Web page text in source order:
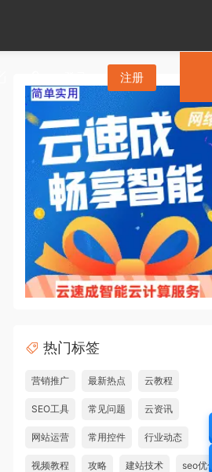
注册
热门标签
营销推广 最新热点 云教程
SEO工具 常见问题 云资讯
网站运营 常用控件 行业动态
视频教程 攻略 建站技术 seo优化